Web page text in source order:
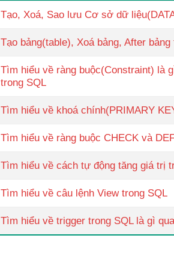
Tạo, Xoá, Sao lưu Cơ sở dữ
Tạo bảng(table), Xoá bảng, After bảng
Tìm hiểu về ràng buộc(Constraint) là
trong SQL
Tìm hiểu về khoá chính(PRIMARY
Tìm hiểu về ràng buộc CHECK và
Tìm hiểu về cách tự động tăng giá trị
Tìm hiểu về câu lệnh View trong SQL
Tìm hiểu về trigger trong SQL là gì